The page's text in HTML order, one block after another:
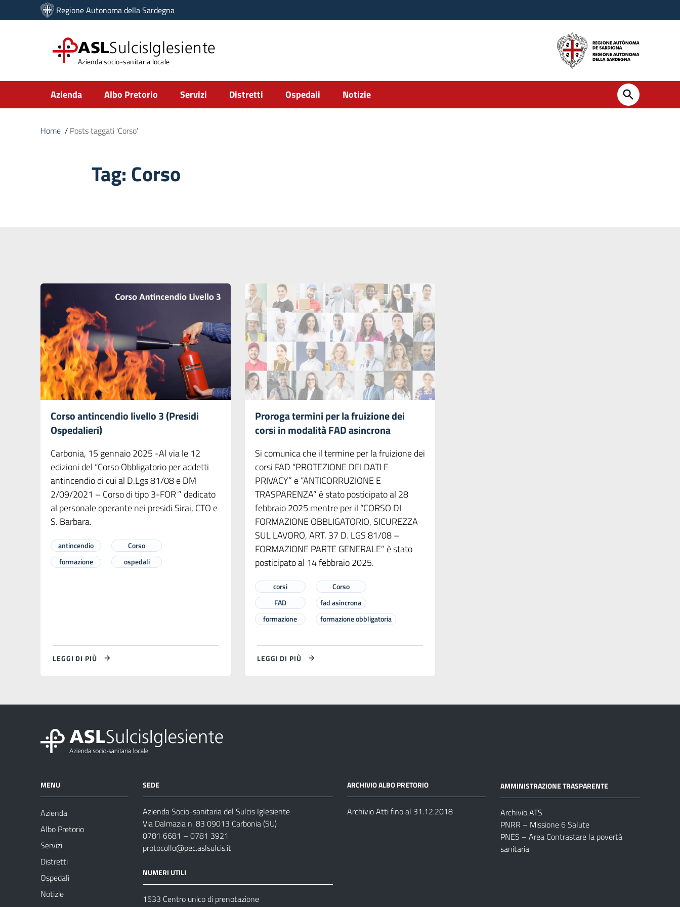
Vai ai contenuti
Vai al menu di navigazione
Regione Autonoma della Sardegna
ASLSulcisIglesiente
Azienda socio-sanitaria locale
Submenu
Azienda Albo Pretorio Servizi Distretti Ospedali Notizie
Home / Posts taggati 'Corso'
Tag:Corso
Corso antincendio livello 3 (Presidi
Ospedalieri)
Carbonia, 15 gennaio 2025 -Al via le 12
edizioni del “Corso Obbligatorio per addetti
antincendio di cui al D.Lgs 81/08 e DM
2/09/2021 – Corso di tipo 3-FOR ” dedicato
al personale operante nei presidi Sirai, CTO e
S. Barbara.
antincendio
Corso
formazione
ospedali
LEGGI DI PIÙ
Proroga termini per la fruizione dei
corsi in modalità FAD asincrona
Si comunica che il termine per la fruizione dei
corsi FAD “PROTEZIONE DEI DATI E
PRIVACY” e “ANTICORRUZIONE E
TRASPARENZA” è stato posticipato al 28
febbraio 2025 mentre per il “CORSO DI
FORMAZIONE OBBLIGATORIO, SICUREZZA
SUL LAVORO, ART. 37 D. LGS 81/08 –
FORMAZIONE PARTE GENERALE” è stato
posticipato al 14 febbraio 2025.
corsi
Corso
FAD
fad asincrona
formazione
formazione obbligatoria
LEGGI DI PIÙ
MENU
Azienda
Albo Pretorio
Servizi
Distretti
Ospedali
Notizie
SEDE
Azienda Socio-sanitaria del Sulcis Iglesiente
Via Dalmazia n. 83 09013 Carbonia (SU)
0781 6681 – 0781 3921
protocollo@pec.aslsulcis.it
NUMERI UTILI
1533 Centro unico di prenotazione
ARCHIVIO ALBO PRETORIO
Archivio Atti fino al 31.12.2018
AMMINISTRAZIONE TRASPARENTE
Archivio ATS
PNRR – Missione 6 Salute
PNES – Area Contrastare la povertà
sanitaria